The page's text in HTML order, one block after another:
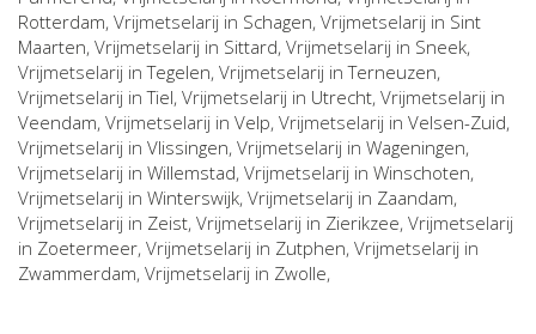
Rotterdam, Vrijmetselarij in Schagen, Vrijmetselarij in Sint
Maarten, Vrijmetselarij in Sittard, Vrijmetselarij in Sneek,
Vrijmetselarij inTegelen, Vrijmetselarij inTerneuzen,
Vrijmetselarij inTiel, Vrijmetselarij in Utrecht, Vrijmetselarij in
Veendam, Vrijmetselarij in Velp, Vrijmetselarij in Velsen-Zuid,
Vrijmetselarij in Vlissingen, Vrijmetselarij in Wageningen,
Vrijmetselarij in Willemstad, Vrijmetselarij in Winschoten,
Vrijmetselarij in Winterswijk, Vrijmetselarij in Zaandam,
Vrijmetselarij in Zeist, Vrijmetselarij in Zierikzee, Vrijmetselarij
in Zoetermeer, Vrijmetselarij in Zutphen, Vrijmetselarij in
Zwammerdam, Vrijmetselarij in Zwolle,